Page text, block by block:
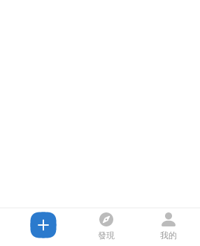
發現 我的